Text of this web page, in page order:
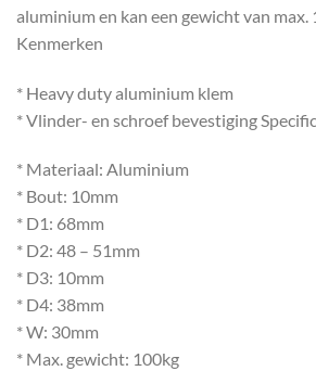
aluminium en kan een gewicht van max.
Kenmerken
* Heavy duty aluminium klem
* Vlinder- en schroef bevestiging
* Materiaal: Aluminium
* Bout: 10mm
* D1: 68mm
* D2: 48 – 51mm
* D3: 10mm
* D4: 38mm
* W: 30mm
* Max. gewicht: 100kg